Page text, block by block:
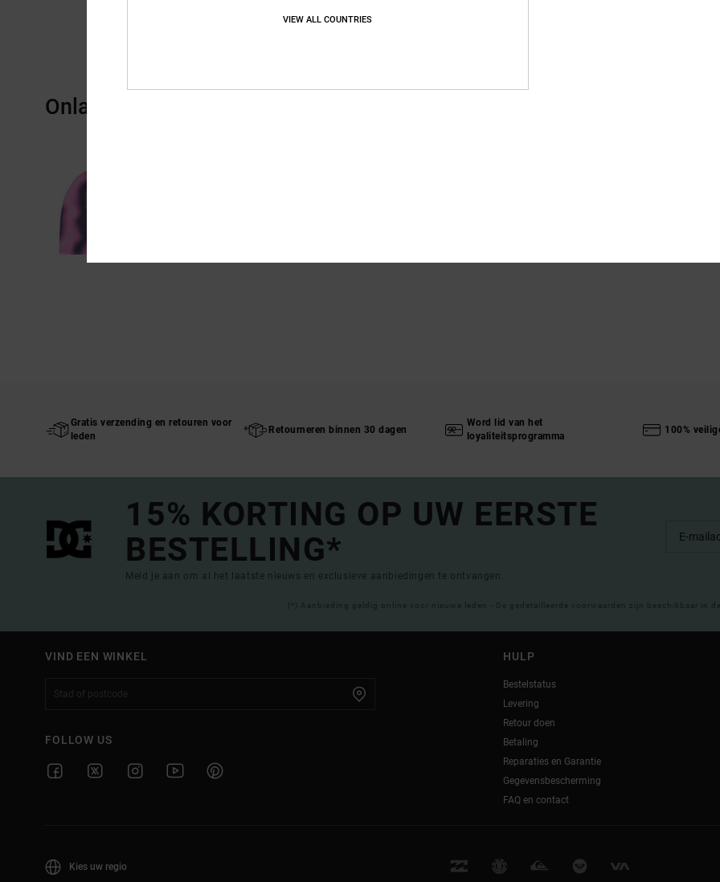
Onlangs bekeken
Gratis verzending en retouren voor
leden
Retourneren binnen 30 dagen
Word lid van het
loyaliteitsprogramma
100%
15% KORTING OP UW EERSTE
BESTELLING*
Meld je aan om al het laatste nieuws en exclusieve aanbiedingen te ontvangen.
(*) Aanbieding geldig online voor nieuwe leden - De gedetailleerde voorwaarden zijn beschikbaar in
VIND EEN WINKEL
FOLLOW US
HULP
Bestelstatus
Levering
Retour doen
Betaling
Reparaties en Garantie
Gegevensbescherming
FAQ en contact
Kies uw regio
VIEW ALL COUNTRIES